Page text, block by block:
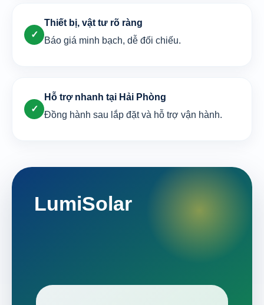
✓
Thiết bị, vật tư rõ ràng
Báo giá minh bạch, dễ đối chiếu.
✓
Hỗ trợ nhanh tại Hải Phòng
Đồng hành sau lắp đặt và hỗ trợ vận hành.